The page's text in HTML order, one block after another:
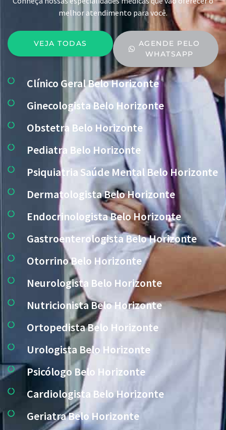
melhor atendimento para você.
VEJA TODAS
AGENDE PELO
WHATSAPP
Clínico Geral Belo Horizonte
Ginecologista Belo Horizonte
Obstetra Belo Horizonte
Pediatra Belo Horizonte
Psiquiatria Saúde Mental Belo Horizonte
Dermatologista Belo Horizonte
Endocrinologista Belo Horizonte
Gastroenterologista Belo Horizonte
Otorrino Belo Horizonte
Neurologista Belo Horizonte
Nutricionista Belo Horizonte
Ortopedista Belo Horizonte
Urologista Belo Horizonte
Psicólogo Belo Horizonte
Cardiologista Belo Horizonte
Geriatra Belo Horizonte